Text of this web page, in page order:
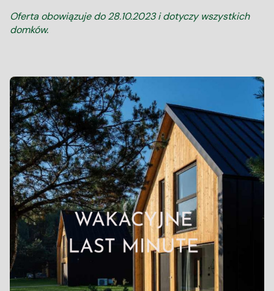
Oferta obowiązuje do 28.10.2023 i dotyczy wszystkich
domków.